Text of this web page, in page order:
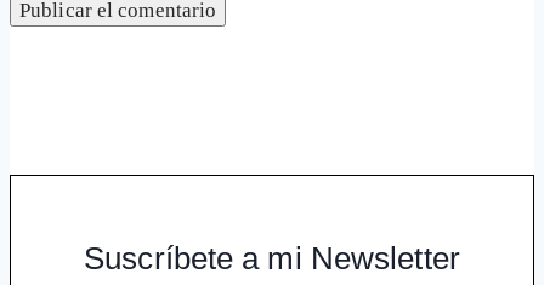
Suscríbete a mi Newsletter